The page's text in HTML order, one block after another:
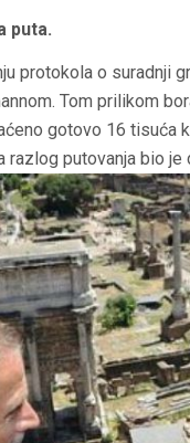
puta.
protokola o suradnji
Tom prilikom
gotovo 16 tisuća
razlog putovanja bio